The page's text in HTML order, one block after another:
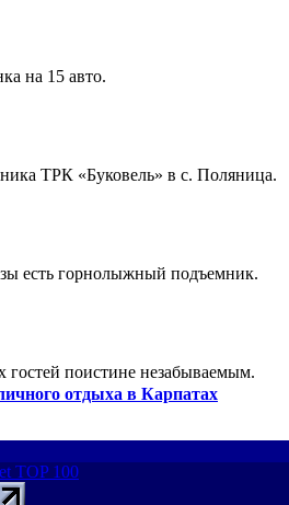
на 15 авто.
ТРК «Буковель» в с. Поляница.
есть горнолыжный подъемник.
гостей поистине незабываемым.
отдыха в Карпатах